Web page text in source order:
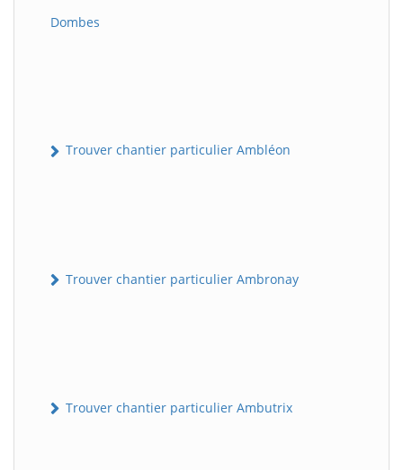
Dombes
Trouver chantier particulier Ambléon
Trouver chantier particulier Ambronay
Trouver chantier particulier Ambutrix